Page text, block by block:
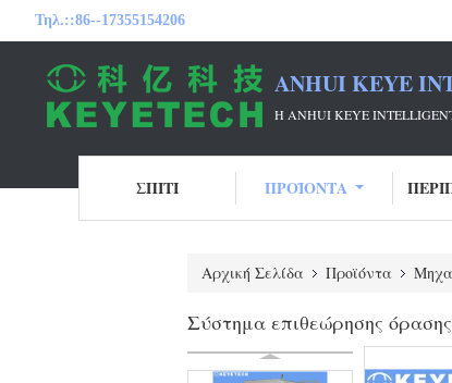
Τηλ.::86--17355154206
ANHUI KEYE
Η ANHUI KEYE
ΣΠΊΤΙ ΠΡΟΪΌΝΤΑ
Αρχική Σελίδα Προϊόντα
Σύστημα επιθεώρησης